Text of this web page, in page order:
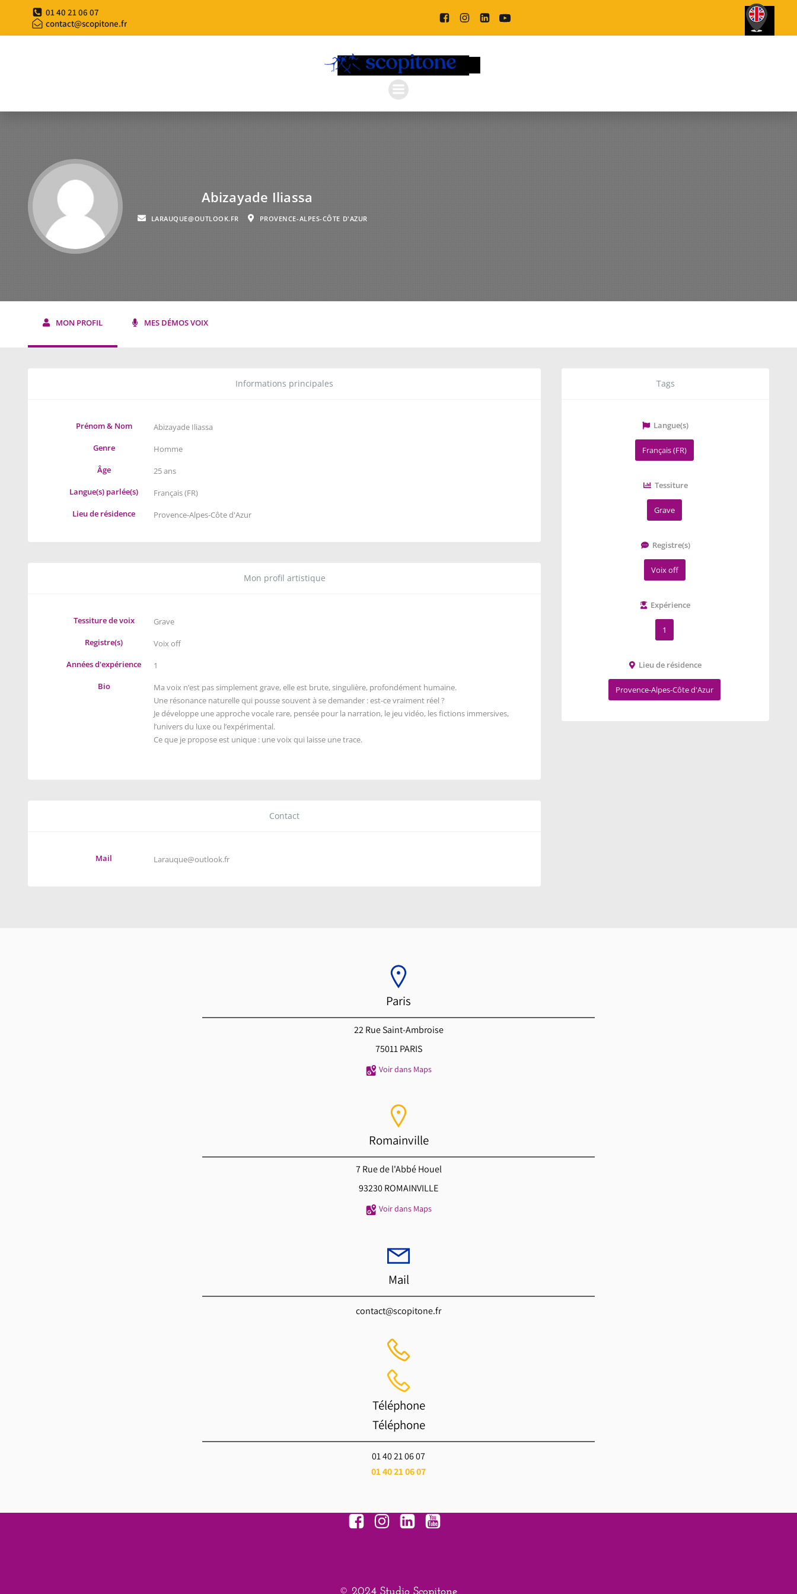
01 40 21 06 07
contact@scopitone.fr
Abizayade Iliassa
LARAUQUE@OUTLOOK.FR PROVENCE-ALPES-CÔTE D'AZUR
MON PROFIL MES DÉMOS VOIX
Informations principales
Prénom & Nom
Abizayade Iliassa
Genre
Homme
Âge
25 ans
Langue(s) parlée(s)
Français (FR)
Lieu de résidence
Provence-Alpes-Côte d'Azur
Mon profil artistique
Tessiture de voix
Grave
Registre(s)
Voix off
Années d'expérience
1
Bio
Ma voix n’est pas simplement grave,elle est brute,singulière, profondément humaine.
Une résonance naturelle qui pousse souvent à se demander : est-ce vraiment réel ?
Je développe une approche vocale rare, pensée pour la narration, le jeu vidéo, les fictions immersives,
l’univers du luxe ou l’expérimental.
Ce que je propose est unique : une voix qui laisse une trace.
Contact
Mail Larauque@outlook.fr
Tags
Langue(s)
Français (FR)
Tessiture
Grave
Registre(s)
Voix off
Expérience
1
Lieu de résidence
Provence-Alpes-Côte d'Azur
Paris
22 Rue Saint-Ambroise
75011 PARIS
Voir dans Maps
Romainville
7 Rue de l'Abbé Houel
93230 ROMAINVILLE
Voir dans Maps
Mail
contact@scopitone.fr
Téléphone
Téléphone
01 40 21 06 07
01 40 21 06 07